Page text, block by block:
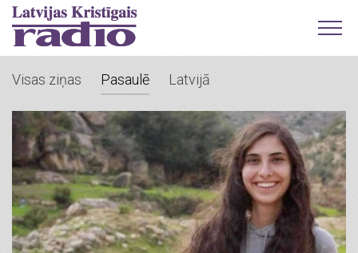
Visas ziņas Pasaulē Latvijā